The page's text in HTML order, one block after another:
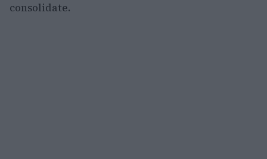
consolidate.